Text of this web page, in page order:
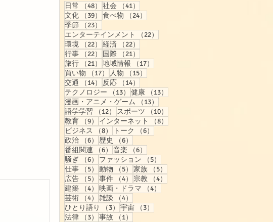
日常 （48） 48件の記事
社会 （41）
文化
（39） 39件の記事
食べ物 （24）
季節
（23）
エンターテインメント
（22）
環境
（22） 22件の記事
経済 （22）
行事
（22） 22件の記事
国際 （21）
旅行
（21） 21件の記事
地域情報 （17）
買い物
（17） 17件の記事
人物 （15）
交通
（14） 14件の記事
反応 （14）
テクノロジー
（13） 13件の記事
健康 （13）
漫画・アニメ・ゲーム
（13）
語学学習
（12） 12件の記事
スポーツ （10）
教育
（9） 9件の記事
インターネット （8）
ビジネス
（8） 8件の記事
トーク （6）
政治
（6） 6件の記事
歴史 （6）
番組関連
（6） 6件の記事
音楽 （6）
騒ぎ
（6） 6件の記事
ファッション （5）
仕事
（5） 5件の記事
動物 （5） 5件の記事
家族 （5）
広告
（5） 5件の記事
事件 （4） 4件の記事
宗教 （4）
建築
（4） 4件の記事
映画・ドラマ （4）
芸術
（4） 4件の記事
雑談 （4）
ひとり語り
（3） 3件の記事
宇宙 （3）
法律
（3） 3件の記事
事故 （1）